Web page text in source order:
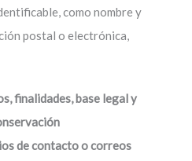
como nombre y
postal o electrónica,
finalidades, base legal y
de contacto o correos